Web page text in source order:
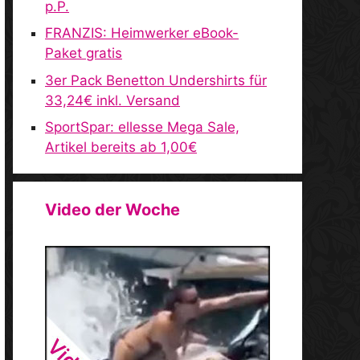
p.P.
FRANZIS: Heimwerker eBook-
Paket gratis
3er Pack Benetton Undershirts für
33,24€ inkl. Versand
SportSpar: ellesse Mega Sale,
Artikel bereits ab 1,00€
Video der Woche